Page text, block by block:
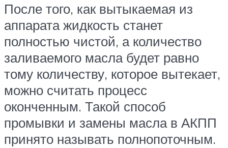
После того, как вытыкаемая из
аппарата жидкость станет
полностью чистой, а количество
заливаемого масла будет равно
тому количеству, которое вытекает,
можно считать процесс
оконченным. Такой способ
промывки и замены масла в АКПП
принято называть полнопоточным.